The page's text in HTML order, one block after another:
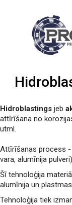
Hidroblastings jeb
attīrīšana no
utml.
Attīrīšanas process -
vara, alumīnija
Šī tehnoloģija
alumīnija un
Tehnoloģija tiek